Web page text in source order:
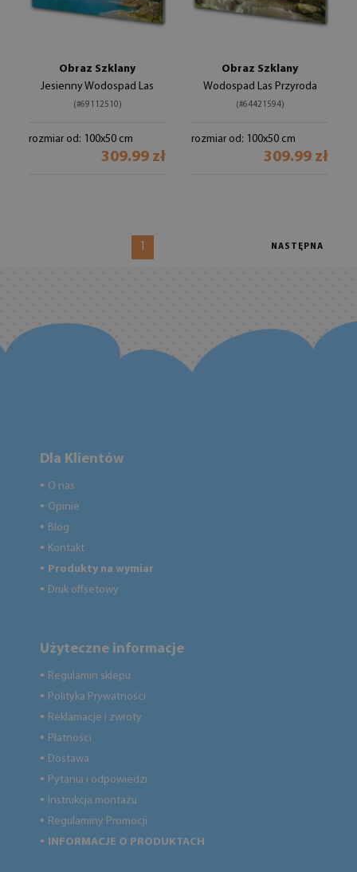
Obraz Szklany
Jesienny Wodospad Las
(#69112510)
rozmiar od: 100x50 cm
309.99 zł
Obraz Szklany
Wodospad Las Przyroda
(#64421594)
rozmiar od: 100x50 cm
309.99 zł
1 NASTĘPNA
Dla Klientów
● O nas
● Opinie
● Blog
● Kontakt
● Produkty na wymiar
● Druk offsetowy
Użyteczne informacje
● Regulamin sklepu
● Polityka Prywatności
● Reklamacje i zwroty
● Płatności
● Dostawa
● Pytania i odpowiedzi
● Instrukcja montażu
● Regulaminy Promocji
● INFORMACJE O PRODUKTACH